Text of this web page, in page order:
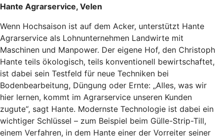
Hante Agrarservice, Velen
Wenn Hochsaison ist auf dem Acker, unterstützt Hante
Agrarservice als Lohnunternehmen Landwirte mit
Maschinen und Manpower. Der eigene Hof, den Christoph
Hante teils ökologisch, teils konventionell bewirtschaftet,
ist dabei sein Testfeld für neue Techniken bei
Bodenbearbeitung, Düngung oder Ernte: „Alles, was wir
hier lernen, kommt im Agrarservice unseren Kunden
zugute“, sagt Hante. Modernste Technologie ist dabei ein
wichtiger Schlüssel – zum Beispiel beim Gülle-Strip-Till,
einem Verfahren, in dem Hante einer der Vorreiter seiner